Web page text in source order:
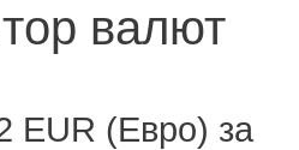
валют
EUR (Евро) за